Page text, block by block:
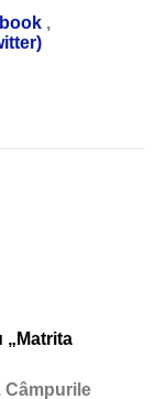
,
„Matrita
Câmpurile